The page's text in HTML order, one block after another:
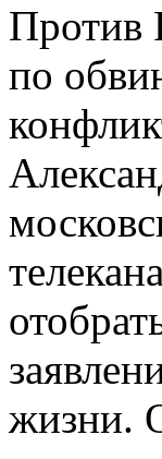
Против
по
жизни.